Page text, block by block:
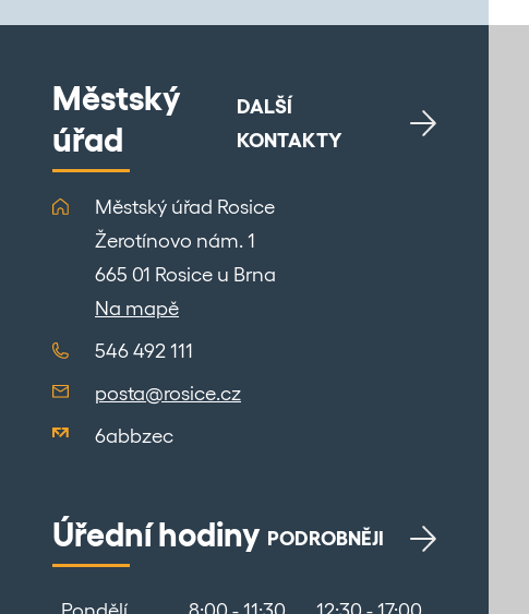
Městský
úřad
DALŠÍ
KONTAKTY
Městský úřad Rosice
Žerotínovo nám. 1
665 01 Rosice u Brna
Na mapě
546 492 111
posta@rosice.cz
6abbzec
Úřední hodiny PODROBNĚJI